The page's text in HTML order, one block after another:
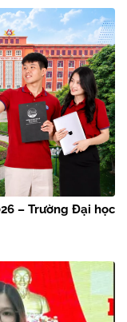
– Trường Đại học